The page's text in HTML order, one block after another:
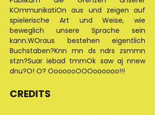
KOmmunikatiOn aus und zeigen auf
spielerische Art und Weise, wie
beweglich unsere Sprache sein
kann.WOraus bestehen eigentlich
Buchstaben?Knn mn ds ndrs zsmmn
stzn?Suar iebad tmmOk saw aj nnew
dnu?O! O? OoooooOOOoooooo!!!
CREDITS